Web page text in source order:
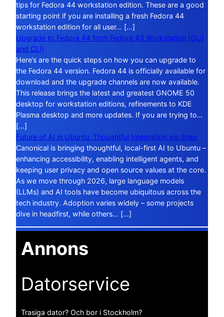
tips for Fedora 44 workstation edition. These are a good
starting point if you are installing a fresh Fedora 44
workstation edition for all user… […]
Upgrade to Fedora 44 from Fedora 43 Workstation (GUI
and CLI)
Here’s are the quick steps on how you can upgrade to
the Fedora 44 version. Fedora 44 is officially available for
download and the upgrade channels are now available.
This release brings the latest and greatest GNOME 50
desktop for workstation editions, refinements to KDE
Plasma desktop and more updates. If you are trying to…
[…]
Future of AI in Ubuntu: Thoughtful Integration via Snap
Canonical is bringing thoughtful, local-first AI to Ubuntu –
enhancing accessibility, enabling intelligent agents, and
keeping user privacy and open source values at the core.
As we move through 2026, large language models
(LLMs) and AI tools have become ubiquitous across the
tech industry. Adoption varies widely – some projects
dive in headfirst, while others… […]
Annons
Datorservice
Trasiga dator? Och bor i Stockholm?